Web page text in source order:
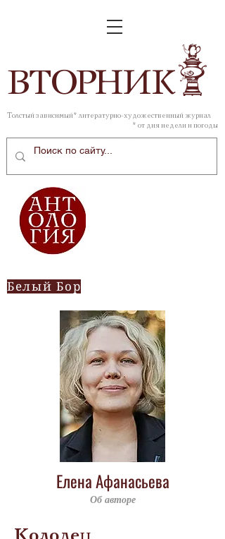
ВТОРНИК
Толстый зависимый* литературно-художественный журнал
* от дня недели и погоды
Белый Бор
Елена Афанасьева
Об авторе